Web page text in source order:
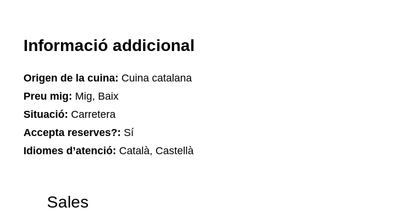
Informació addicional
Origen de la cuina: Cuina catalana
Preu mig: Mig, Baix
Situació: Carretera
Accepta reserves?: Sí
Idiomes d’atenció: Català, Castellà
Sales